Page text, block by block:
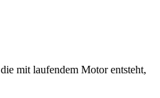
die mit laufendem Motor entsteht,